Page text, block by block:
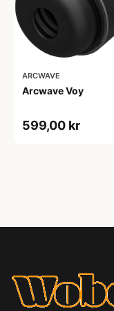
ARCWAVE
Arcwave Voy
599,00 kr